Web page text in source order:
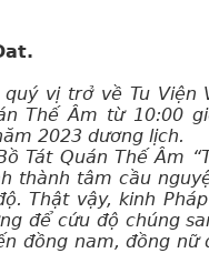
vị trở về Tu
Thế Âm từ 10:00
2023 dương lịch.
Tát Quán Thế Âm
thành tâm cầu
Thật vậy, kinh
để cứu độ chúng
đồng nam, đồng